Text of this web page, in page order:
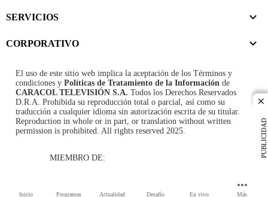
Inicio Programas Actualidad Desafío En vivo Más
PUBLICIDAD
SERVICIOS
CORPORATIVO
El uso de este sitio web implica la aceptación de los Términos y
condiciones y Políticas de Tratamiento de la Información de
CARACOL TELEVISIÓN S.A. Todos los Derechos Reservados
D.R.A. Prohibida su reproducción total o parcial, así como su
traducción a cualquier idioma sin autorización escrita de su titular.
Reproduction in whole or in part, or translation without written
permission is prohibited. All rights reserved 2025.
MIEMBRO DE: